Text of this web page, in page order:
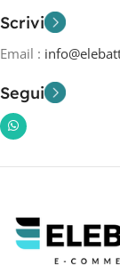
Scrivi
Email :
Segui